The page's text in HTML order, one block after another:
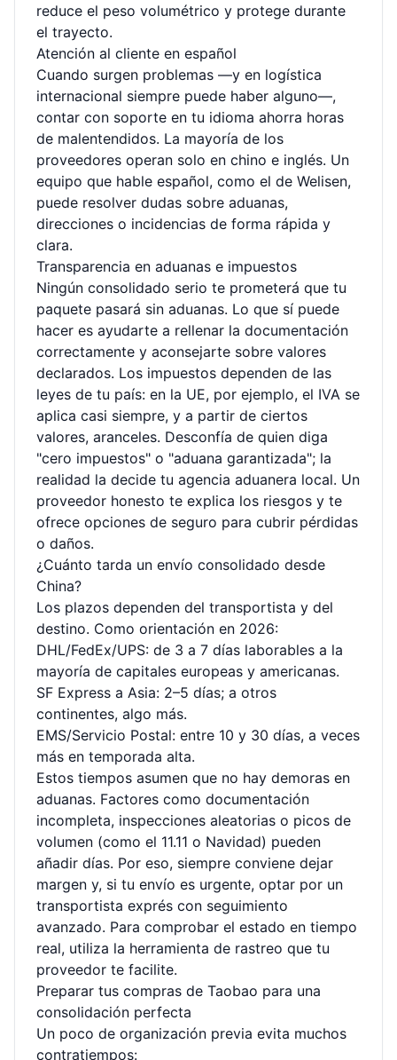
reduce el peso volumétrico y protege durante
el trayecto.
Atención al cliente en español
Cuando surgen problemas —y en logística
internacional siempre puede haber alguno—,
contar con soporte en tu idioma ahorra horas
de malentendidos. La mayoría de los
proveedores operan solo en chino e inglés. Un
equipo que hable español, como el de Welisen,
puede resolver dudas sobre aduanas,
direcciones o incidencias de forma rápida y
clara.
Transparencia en aduanas e impuestos
Ningún consolidado serio te prometerá que tu
paquete pasará sin aduanas. Lo que sí puede
hacer es ayudarte a rellenar la documentación
correctamente y aconsejarte sobre valores
declarados. Los impuestos dependen de las
leyes de tu país: en la UE, por ejemplo, el IVA se
aplica casi siempre, y a partir de ciertos
valores, aranceles. Desconfía de quien diga
"cero impuestos" o "aduana garantizada"; la
realidad la decide tu agencia aduanera local. Un
proveedor honesto te explica los riesgos y te
ofrece opciones de seguro para cubrir pérdidas
o daños.
¿Cuánto tarda un envío consolidado desde
China?
Los plazos dependen del transportista y del
destino. Como orientación en 2026:
DHL/FedEx/UPS: de 3 a 7 días laborables a la
mayoría de capitales europeas y americanas.
SF Express a Asia: 2–5 días; a otros
continentes, algo más.
EMS/Servicio Postal: entre 10 y 30 días, a veces
más en temporada alta.
Estos tiempos asumen que no hay demoras en
aduanas. Factores como documentación
incompleta, inspecciones aleatorias o picos de
volumen (como el 11.11 o Navidad) pueden
añadir días. Por eso, siempre conviene dejar
margen y, si tu envío es urgente, optar por un
transportista exprés con seguimiento
avanzado. Para comprobar el estado en tiempo
real, utiliza la herramienta de rastreo que tu
proveedor te facilite.
Preparar tus compras de Taobao para una
consolidación perfecta
Un poco de organización previa evita muchos
contratiempos: